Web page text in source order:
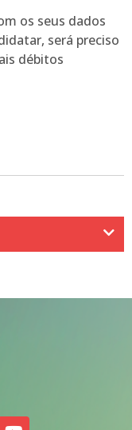
os seus dados
será preciso
débitos